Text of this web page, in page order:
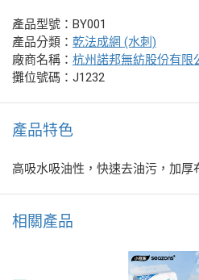
產品型號：BY001
產品分類： 乾法成網 (水刺)
廠商名稱： 杭州諾邦無紡股份有限
攤位號碼：J1232
產品特色
高吸水吸油性，快速去油污，加厚
相關產品